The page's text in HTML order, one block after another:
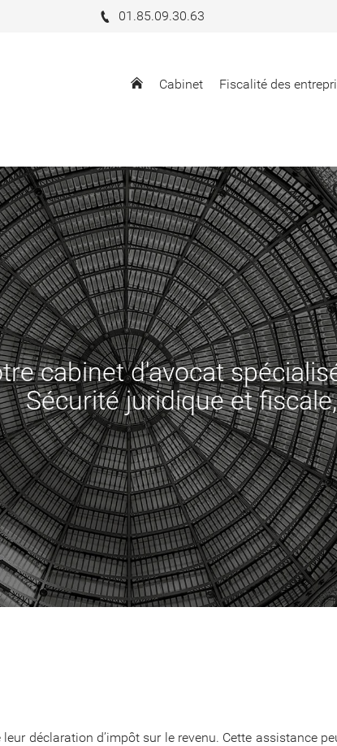
Cabinet Fiscalité des
01.85.09.30.63
cabinet d'avocat
Sécurité juridique et
déclaration d’impôt sur le revenu. Cette assistance